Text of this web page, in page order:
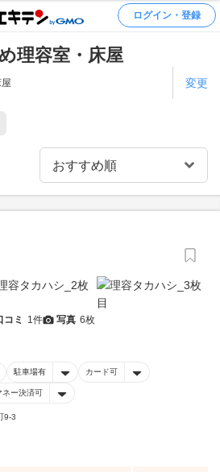
ログイン・登録
理容室・床屋
変更
コミ 1件 写真 6枚
駐車場有 カード可
ネー決済可
9-3